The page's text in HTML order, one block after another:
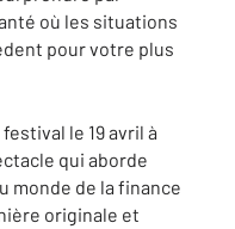
où les situations
pour votre plus
le 19 avril à
qui aborde
monde de la finance
originale et